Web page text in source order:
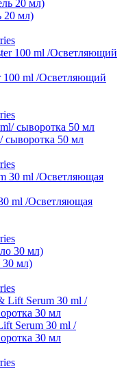
20 мл)
ml /Осветляющий
50 мл
ml /Осветляющая
мл)
Serum 30 ml /
30 мл